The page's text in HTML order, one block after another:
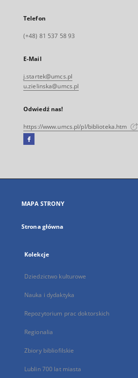
Telefon
(+48) 81 537 58 93
E-Mail
j.startek@umcs.pl
u.zielinska@umcs.pl
Odwiedź nas!
https://www.umcs.pl/pl/biblioteka.htm
Facebook
się
karcie
MAPA STRONY
Strona główna
Kolekcje
Dziedzictwo kulturowe
Nauka i dydaktyka
Repozytorium prac doktorskich
Regionalia
Zbiory bibliofilskie
Lublin 700 lat miasta